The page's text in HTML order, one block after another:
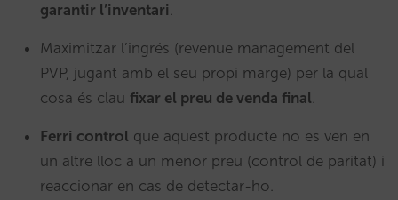
garantir l’inventari.
Maximitzar l’ingrés (revenue management del
PVP, jugant amb el seu propi marge) per la qual
cosa és clau fixar el preu de venda final.
Ferri control que aquest producte no es ven en
un altre lloc a un menor preu (control de paritat) i
reaccionar en cas de detectar-ho.